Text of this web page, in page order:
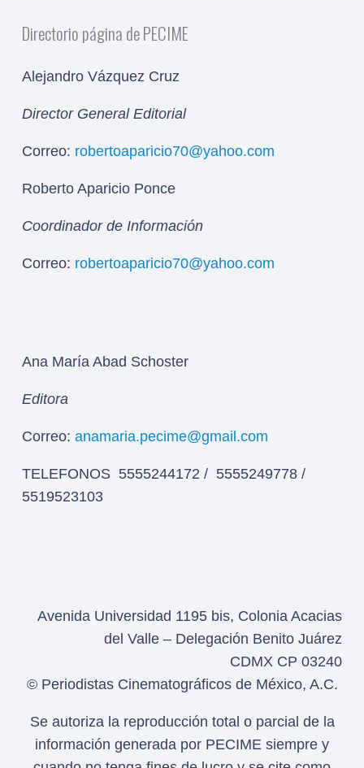
Directorio página de PECIME
Alejandro Vázquez Cruz
Director General Editorial
Correo: robertoaparicio70@yahoo.com
Roberto Aparicio Ponce
Coordinador de Información
Correo: robertoaparicio70@yahoo.com
Ana María Abad Schoster
Editora
Correo: anamaria.pecime@gmail.com
TELEFONOS 5555244172 / 5555249778 /
5519523103
Avenida Universidad 1195 bis, Colonia Acacias
del Valle – Delegación Benito Juárez
CDMX CP 03240
© Periodistas Cinematográficos de México, A.C.
Se autoriza la reproducción total o parcial de la
información generada por PECIME siempre y